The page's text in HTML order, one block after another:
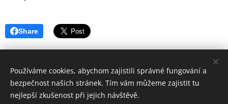
Share
QuintusSertorius
Používáme cookies, abychom zajistili správné fungování a
bezpečnost našich stránek. Tím vám můžeme zajistit tu
nejlepší zkušenost při jejich návštěvě.